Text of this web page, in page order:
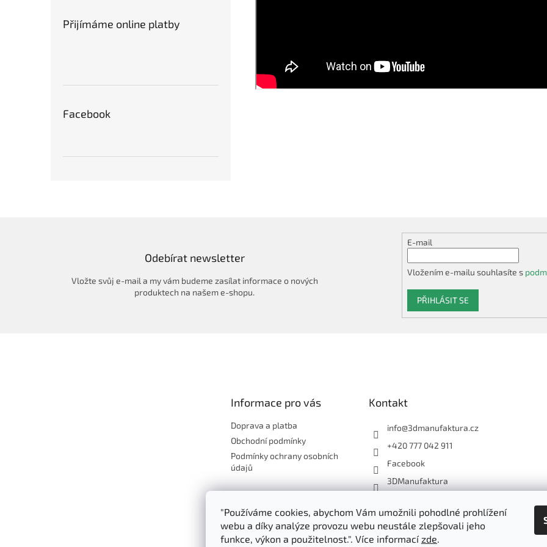
"Používáme cookies, abychom Vám umožnili pohodlné prohlížení
webu a díky analýze provozu webu neustále zlepšovali jeho
funkce, výkon a použitelnost.". Více informacízde.
Přijímáme online platby
Facebook
Odebírat newsletter
Vložte svůj e-mail a my vám budeme zasílat informace o nových
produktech na našem e-shopu.
E-mail
Vložením e-mailu souhlasíte s
PŘIHLÁSIT SE
Informace pro vás
Doprava a platba
Obchodní podmínky
Podmínky ochrany osobních
údajů
Kontakt
info@3dmanufaktura.cz
+420 777 042 911
Facebook
3DManufaktura
Shoptet.cz 3D Manufaktura s.r.o.